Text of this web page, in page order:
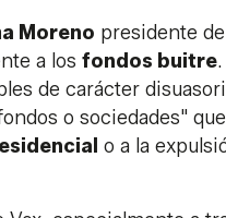
Moreno presidente
a los fondos buitre.
de carácter
o sociedades" que
o a la